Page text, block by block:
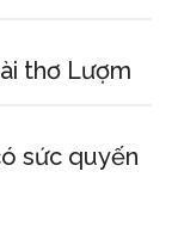
thơ Lượm
sức quyến